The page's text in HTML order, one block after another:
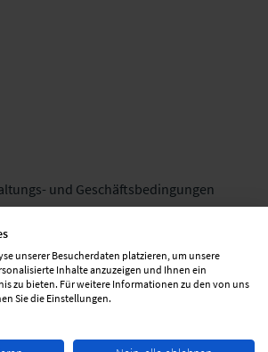
und Geschäftsbedingungen
unserer Besucherdaten platzieren, um unsere
Inhalte anzuzeigen und Ihnen ein
zu bieten. Für weitere Informationen zu den von uns
Sie die Einstellungen.